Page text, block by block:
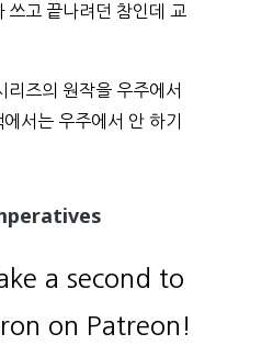
쓰고 끝나려던 참인데 교
리즈의 원작을 우주에서
서는 우주에서 안 하기
a second to
on Patreon!